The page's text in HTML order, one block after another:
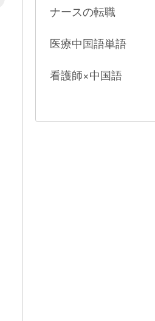
ナースの転職
医療中国語単語
看護師×中国語